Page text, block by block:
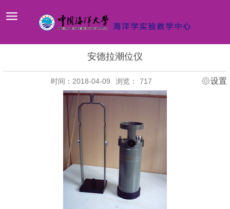
安德拉潮位仪
时间：2018-04-09 浏览： 717 设置